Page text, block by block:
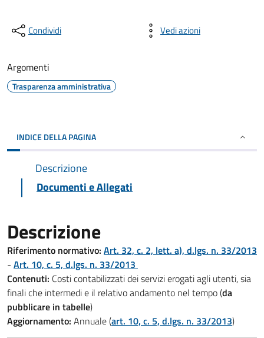
Condividi Vedi azioni
Argomenti
Trasparenza amministrativa
INDICE DELLA PAGINA
Descrizione
Documenti e Allegati
Descrizione
Riferimento normativo: Art. 32, c. 2, lett. a), d.lgs. n. 33/2013
- Art. 10, c. 5, d.lgs. n. 33/2013
Contenuti: Costi contabilizzati dei servizi erogati agli utenti, sia
finali che intermedi e il relativo andamento nel tempo (da
pubblicare in tabelle)
Aggiornamento: Annuale (art. 10, c. 5, d.lgs. n. 33/2013)